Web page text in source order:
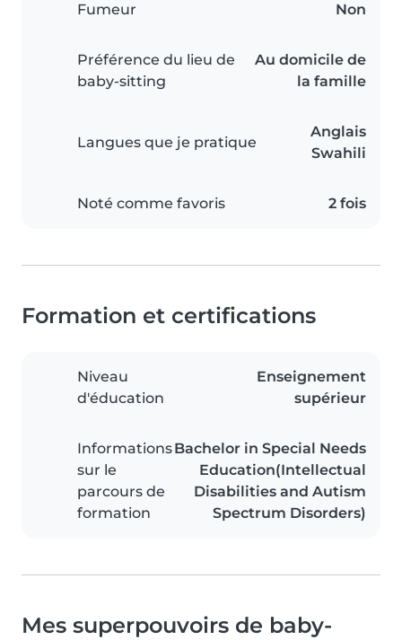
Fumeur Non
Préférence du lieu de
baby-sitting
Au domicile de
la famille
Langues que je pratique
Anglais
Swahili
Noté comme favoris 2 fois
Formation et certifications
Niveau
d'éducation
Enseignement
supérieur
Informations
sur le
parcours de
formation
Bachelor in Special Needs
Education(Intellectual
Disabilities and Autism
Spectrum Disorders)
Mes superpouvoirs de baby-